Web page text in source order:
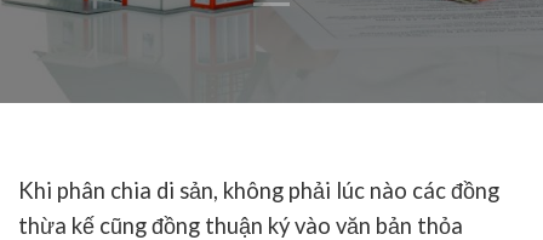
Khi phân chia di sản, không phải lúc nào các đồng
thừa kế cũng đồng thuận ký vào văn bản thỏa